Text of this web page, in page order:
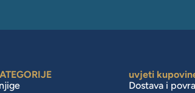
uvjeti
Dostava i